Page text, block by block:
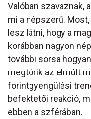
Valóban szavaznak,
mi a népszerű.
lesz látni, hogy a
korábban nagyon
további sorsa
megtörik az elmúlt
forintgyengülési
befektetői reakció,
ebben a szférában.